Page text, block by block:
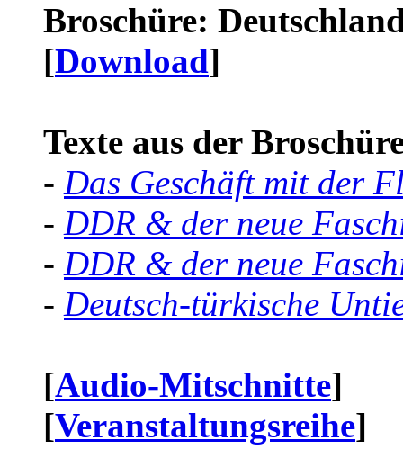
Broschüre:
[Download]
Texte aus der
- Das Geschäft mit der
- DDR & der neue
- DDR & der neue
- Deutsch-türkische
[Audio-Mitschnitte]
[Veranstaltungsreihe]